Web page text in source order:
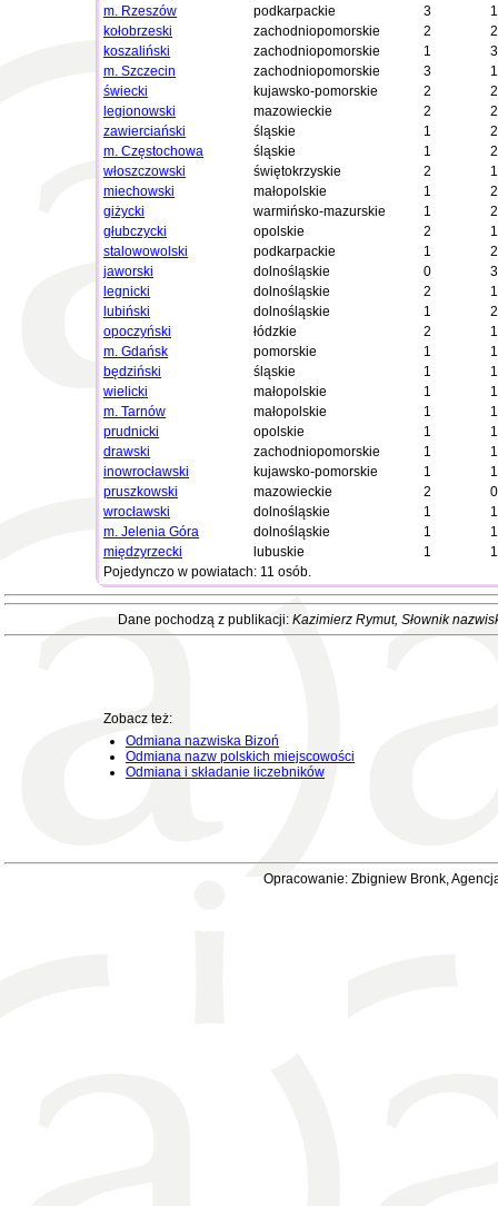
m. Rzeszów
podkarpackie 3
1
kołobrzeski
zachodniopomorskie 2
2
koszaliński
zachodniopomorskie 1
3
m. Szczecin
zachodniopomorskie 3
1
świecki
kujawsko-pomorskie 2
2
legionowski
mazowieckie 2
2
zawierciański
śląskie 1
2
m. Częstochowa
śląskie 1
2
włoszczowski
świętokrzyskie 2
1
miechowski
małopolskie 1
2
giżycki
warmińsko-mazurskie 1
2
głubczycki
opolskie 2
1
stalowowolski
podkarpackie 1
2
jaworski
dolnośląskie 0
3
legnicki
dolnośląskie 2
1
lubiński
dolnośląskie 1
2
opoczyński
łódzkie 2
1
m. Gdańsk
pomorskie 1
1
będziński
śląskie 1
1
wielicki
małopolskie 1
1
m. Tarnów
małopolskie 1
1
prudnicki
opolskie 1
1
drawski
zachodniopomorskie 1
1
inowrocławski
kujawsko-pomorskie 1
1
pruszkowski
mazowieckie 2
0
wrocławski
dolnośląskie 1
1
m. Jelenia Góra
dolnośląskie 1
1
międzyrzecki
lubuskie 1
1
Pojedynczo w powiatach: 11 osób.
Dane pochodzą z publikacji: Kazimierz Rymut, Słownik
Zobacz też:
Odmiana nazwiska Bizoń
Odmiana nazw polskich miejscowości
Odmiana i składanie liczebników
Opracowanie: Zbigniew Bronk,